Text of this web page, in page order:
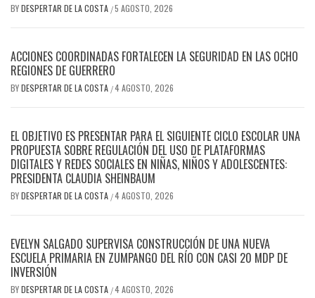
BYDESPERTAR DE LA COSTA /5 AGOSTO, 2026
ACCIONES COORDINADAS FORTALECEN LA SEGURIDAD EN LAS OCHO
REGIONES DE GUERRERO
BYDESPERTAR DE LA COSTA /4 AGOSTO, 2026
EL OBJETIVO ES PRESENTAR PARA EL SIGUIENTE CICLO ESCOLAR UNA
PROPUESTA SOBRE REGULACIÓN DEL USO DE PLATAFORMAS
DIGITALES Y REDES SOCIALES EN NIÑAS, NIÑOS Y ADOLESCENTES:
PRESIDENTA CLAUDIA SHEINBAUM
BYDESPERTAR DE LA COSTA /4 AGOSTO, 2026
EVELYN SALGADO SUPERVISA CONSTRUCCIÓN DE UNA NUEVA
ESCUELA PRIMARIA EN ZUMPANGO DEL RÍO CON CASI 20 MDP DE
INVERSIÓN
BYDESPERTAR DE LA COSTA /4 AGOSTO, 2026